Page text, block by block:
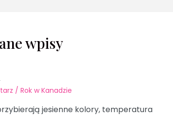
wpisy
/ Rok w Kanadzie
jesienne kolory, temperatura